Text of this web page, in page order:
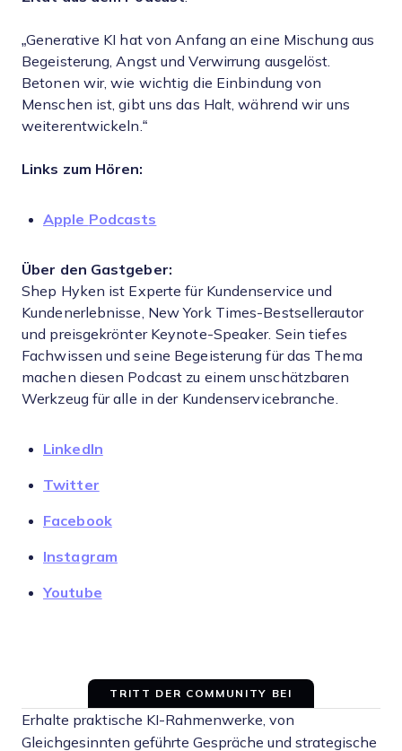
„Generative KI hat von Anfang an eine Mischung aus
Begeisterung, Angst und Verwirrung ausgelöst.
Betonen wir, wie wichtig die Einbindung von
Menschen ist, gibt uns das Halt, während wir uns
weiterentwickeln.“
Links zum Hören:
Apple Podcasts
Über den Gastgeber:
Shep Hyken ist Experte für Kundenservice und
Kundenerlebnisse, New York Times-Bestsellerautor
und preisgekrönter Keynote-Speaker. Sein tiefes
Fachwissen und seine Begeisterung für das Thema
machen diesen Podcast zu einem unschätzbaren
Werkzeug für alle in der Kundenservicebranche.
LinkedIn
Twitter
Facebook
Instagram
Youtube
TRITT DER COMMUNITY BEI
Erhalte praktische KI-Rahmenwerke, von
Gleichgesinnten geführte Gespräche und strategische